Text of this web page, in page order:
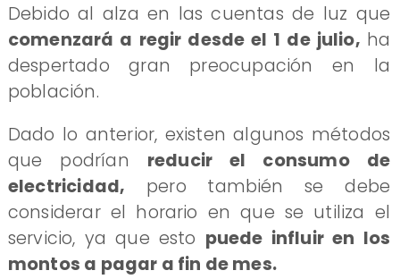
​Debido al alza en las cuentas de luz que
comenzará a regir desde el 1 de julio, ha
despertado gran preocupación en la
población.
Dado lo anterior, existen algunos métodos
que podrían reducir el consumo de
electricidad, pero también se debe
considerar el horario en que se utiliza el
servicio, ya que esto puede influir en los
montos a pagar a fin de mes.